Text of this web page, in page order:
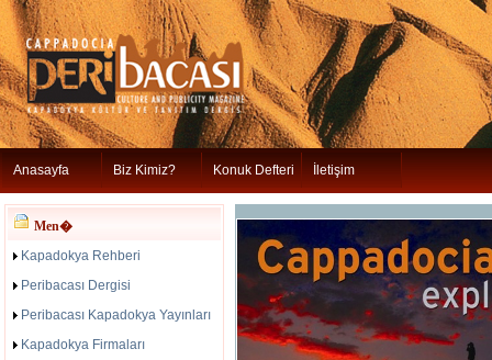
Anasayfa Biz Kimiz? Konuk Defteri İletişim
Men�
Kapadokya Rehberi
Peribacası Dergisi
Peribacası Kapadokya Yayınları
Kapadokya Firmaları